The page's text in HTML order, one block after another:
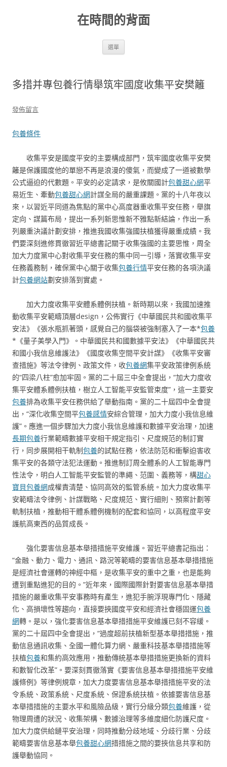
在時間的背面
選單
多措并專包養行情舉筑牢國度收集平安樊籬
發佈留言
包養條件
收集平安是國度平安的主要構成部門，筑牢國度收集平安樊
籬是保護國度他的單戀不再是浪漫的傻氣，而變成了一道被數學
公式逼迫的代數題。平安的必定請求，是攸關國計包養甜心網平
易近生、牽動包養甜心網計謀全局的嚴重課題。黨的十八年夜以
來，以習近平同道為焦點的黨中心高度器重收集平安任務，舉旗
定向、謀篇布局，提出一系列新思惟新不雅點新結論，作出一系
列嚴重決議計劃安排，推進我國收集強國扶植獲得嚴重成績。我
們要深刻進修貫徹習近平總書記關于收集強國的主要思惟，周全
加大力度黨中心對收集平安任務的集中同一引導，落實收集平安
任務義務制，確保黨中心關于收集包養行情平安任務的各項決議
計包養網站劃安排落到實處。
加大力度收集平安體系體例扶植。新時期以來，我國加速推
動收集平安範疇頂層design，公佈實行《中華國民共和國收集平
安法》《張水瓶抓著頭，感覺自己的腦袋被強制塞入了一本*包養
*《量子美學入門》。中華國民共和國數據平安法》《中華國民共
和國小我信息維護法》《國度收集空間平安計謀》《收集平安審
查措施》等法令律例、政策文件，收包養網集平安政策律例系統
的“四梁八柱”愈加牢固。黨的二十屆三中全會提出，“加大力度收
集平安體系體例扶植，樹立人工智能平安監管束度”，這一主要安
包養排為收集平安任務供給了舉動指南。黨的二十屆四中全會提
出，“深化收集空間平包養感情安綜合管理，加大力度小我信息維
護”。應進一個步驟加大力度小我信息維護和數據平安治理，加速
長期包養行業範疇數據平安相干規定指引、尺度規范的制訂實
行，同步展開相干軌制包養的試點任務，依法防范和衝擊迫害收
集平安的各類守法犯法運動。推進制訂周全體系的人工智能專門
性法令，明白人工智能平安監管的準繩、范圍、義務等，構甜心
寶貝包養網成權責清楚、協同高效的監管系統。加大力度收集平
安範疇法令律例、計謀戰略、尺度規范、實行細則、預案計劃等
軌制扶植，推動相干體系體例機制的配套和協同，以高程度平安
護航高東西的品質成長。
強化要害信息基本舉措措施平安維護。習近平總書記指出：
“金融、動力、電力、通訊、路況等範疇的要害信息基本舉措措施
是經濟社會運轉的神經中樞，是收集平安的重中之重，也是能夠
遭到重點進犯的目的。”近年來，國際國際針對要害信息基本舉措
措施的嚴重收集平安事務時有產生，進犯手腕浮現專門化、隱藏
化、高損壞性等趨向，直接要挾國度平安和經濟社會穩固運包養
網轉。是以，強化要害信息基本舉措措施平安維護已刻不容緩。
黨的二十屆四中全會提出，“過度超前扶植新型基本舉措措施，推
動信息通訊收集、全國一體化算力網、嚴重科技基本舉措措施等
扶植包養和集約高效應用，推動傳統基本舉措措施更換新的資料
和數智化改革”。要深刻貫徹落實《要害信息基本舉措措施平安維
護條例》等律例規章，加大力度要害信息基本舉措措施平安的法
令系統、政策系統、尺度系統、保證系統扶植。依據要害信息基
本舉措措施的主要水平和風險品級，實行分級分類包養維護，從
物理周遭的狀況、收集架構、數據治理等多維度細化防護尺度。
加大力度供給鏈平安治理，同時推動分歧地域、分歧行業、分歧
範疇要害信息基本舉包養甜心網措措施之間的要挾信息共享和防
護舉動協同。